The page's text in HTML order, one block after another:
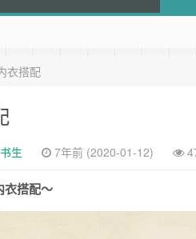
衣搭配
书生 7年前 (2020-01-12)
衣搭配～